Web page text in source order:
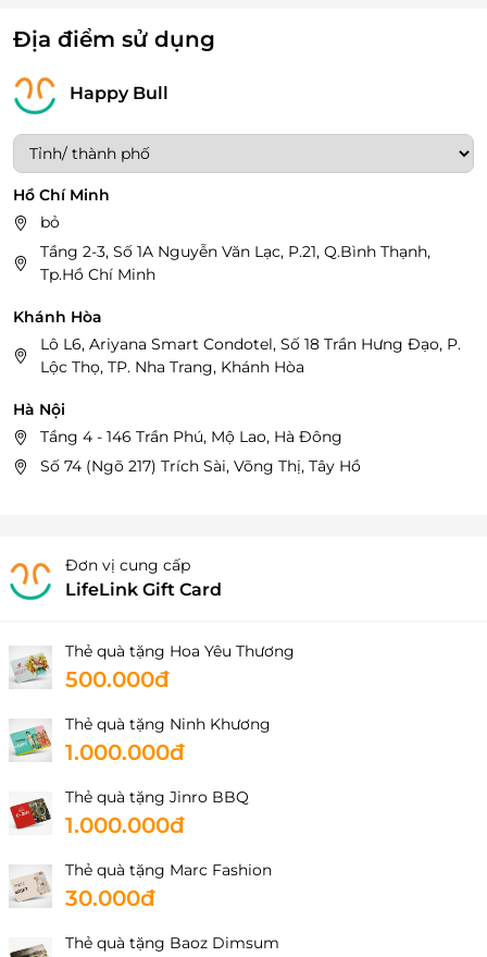
Địa điểm sử dụng
Happy Bull
Hồ Chí Minh
bỏ
Tầng 2-3, Số 1A Nguyễn Văn Lạc, P.21, Q.Bình Thạnh,
Tp.Hồ Chí Minh
Khánh Hòa
Lô L6, Ariyana Smart Condotel, Số 18 Trần Hưng Đạo, P.
Lộc Thọ, TP. Nha Trang, Khánh Hòa
Hà Nội
Tầng 4 - 146 Trần Phú, Mộ Lao, Hà Đông
Số 74 (Ngõ 217) Trích Sài, Võng Thị, Tây Hồ
Đơn vị cung cấp
LifeLink Gift Card
Thẻ quà tặng Hoa Yêu Thương
500.000đ
Thẻ quà tặng Ninh Khương
1.000.000đ
Thẻ quà tặng Jinro BBQ
1.000.000đ
Thẻ quà tặng Marc Fashion
30.000đ
Thẻ quà tặng Baoz Dimsum